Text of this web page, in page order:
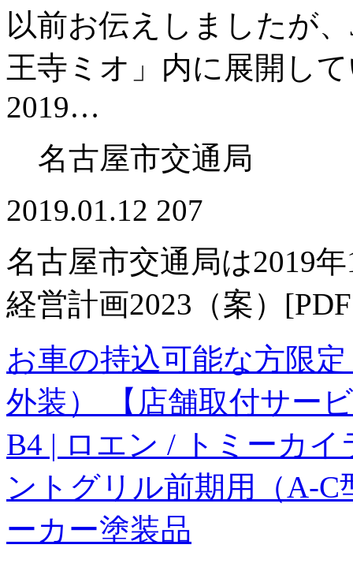
以前お伝えしましたが
王寺ミオ」内に展開し
2019…
名古屋市交通局
2019.01.12 207
名古屋市交通局は2019
経営計画2023（案）
お車の持込可能な方限
外装） 【店舗取付サー
B4 | ロエン / トミーカ
ントグリル前期用（A-C
ーカー塗装品